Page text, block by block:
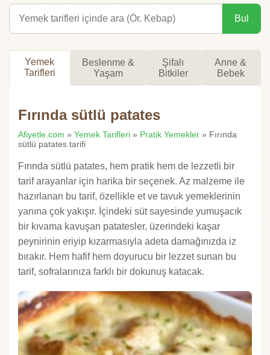
Bul
Yemek
Tarifleri
Beslenme &
Yaşam
Şifalı
Bitkiler
Anne &
Bebek
Fırında sütlü patates
Afiyetle.com » Yemek Tarifleri » Pratik Yemekler » Fırında
sütlü patates tarifi
Fırında sütlü patates, hem pratik hem de lezzetli bir
tarif arayanlar için harika bir seçenek. Az malzeme ile
hazırlanan bu tarif, özellikle et ve tavuk yemeklerinin
yanına çok yakışır. İçindeki süt sayesinde yumuşacık
bir kıvama kavuşan patatesler, üzerindeki kaşar
peynirinin eriyip kızarmasıyla adeta damağınızda iz
bırakır. Hem hafif hem doyurucu bir lezzet sunan bu
tarif, sofralarınıza farklı bir dokunuş katacak.